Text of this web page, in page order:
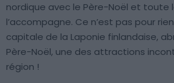
nordique avec le Père-Noël et toute
l’accompagne. Ce n’est pas pour
capitale de la Laponie finlandaise,
Père-Noël, une des attractions
région !